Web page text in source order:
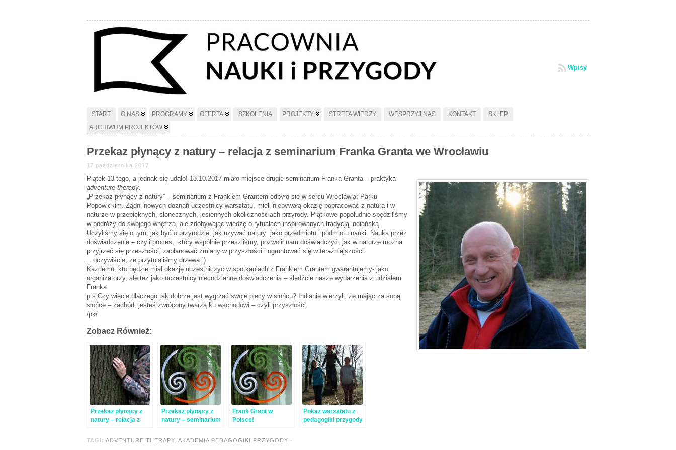
Wpisy
START O NAS PROGRAMY OFERTA SZKOLENIA PROJEKTY STREFA WIEDZY WESPRZYJ NAS KONTAKT
SKLEP
ARCHIWUM PROJEKTÓW
Przekaz płynący z natury – relacja z seminarium Franka Granta we Wrocławiu
17 października 2017
Piątek 13-tego, a jednak się udało! 13.10.2017 miało miejsce drugie seminarium Franka Granta – praktyka
adventure therapy.
„Przekaz płynący z natury” – seminarium z Frankiem Grantem odbyło się w sercu Wrocławia: Parku
Popowickim. Żądni nowych doznań uczestnicy warsztatu, mieli niebywałą okazję popracować z naturą i w
naturze w przepięknych, słonecznych, jesiennych okolicznościach przyrody. Piątkowe popołudnie spędziliśmy
w podróży do swojego wnętrza, ale zdobywając wiedzę o rytuałach inspirowanych tradycją indiańską.
Uczyliśmy się o tym, jak być o przyrodzie; jak używać natury jako przedmiotu i podmiotu nauki. Nauka przez
doświadczenie – czyli proces, który wspólnie przeszliśmy, pozwolił nam doświadczyć, jak w naturze można
przyjrzeć się przeszłości, zaplanować zmiany w przyszłości i ugruntować się w teraźniejszości.
…oczywiście, że przytulaliśmy drzewa :)
Każdemu, kto będzie miał okazję uczestniczyć w spotkaniach z Frankiem Grantem gwarantujemy- jako
organizatorzy, ale też jako uczestnicy niecodzienne doświadczenia – śledźcie nasze wydarzenia z udziałem
Franka.
p.s Czy wiecie dlaczego tak dobrze jest wygrzać swoje plecy w słońcu? Indianie wierzyli, że mając za sobą
słońce – zachód, jesteś zwrócony twarzą ku wschodowi – czyli przyszłości.
/pk/
Zobacz Również:
Przekaz płynący z
natury – relacja z
Frankiem Grantem w
Przekaz płynący z
natury – seminarium
Frank Grant w
Polsce!
Pokaz warsztatu z
pedagogiki przygody
TAGI: ADVENTURE THERAPY AKADEMIA PEDAGOGIKI PRZYGODY -